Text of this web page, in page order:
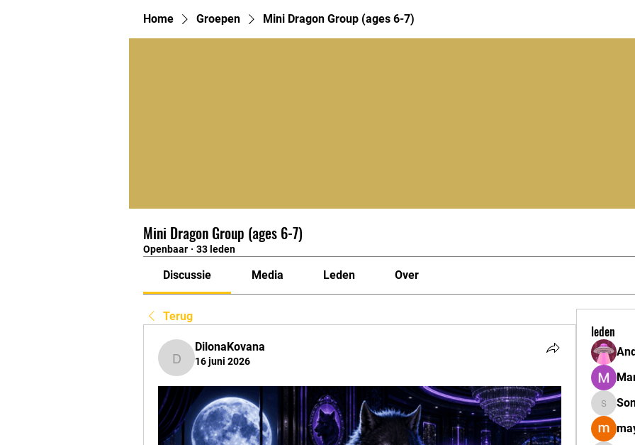
Home Groepen Mini Dragon Group (ages 6-7)
Mini Dragon Group (ages 6-7)
Openbaar · 33 leden
Discussie Media Leden Over
Terug
DilonaKovana
DilonaKovana
16 juni 2026
leden